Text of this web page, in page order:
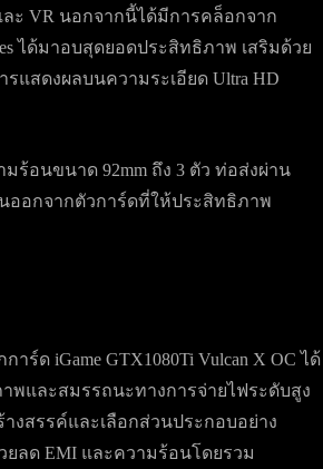
ละ VR นอกจากนี้ได้มีการคล็อกจาก
ได้มาอบสุดยอดประสิทธิภาพ เสริมด้วย
แสดงผลบนความระเอียด Ultra HD
มร้อนขนาด 92mm ถึง 3 ตัว ท่อส่งผ่าน
ออกจากตัวการ์ดที่ให้ประสิทธิภาพ
ร์ด iGame GTX1080Ti Vulcan X OC ได้
ภาพและสมรรถนะทางการจ่ายไฟระดับสูง
งสรรค์และเลือกส่วนประกอบอย่าง
ยลด EMI และความร้อนโดยรวม